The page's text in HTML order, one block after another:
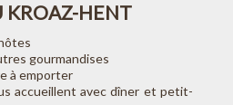
KROAZ-HENT
gourmandises
à emporter
accueillent avec dîner et petit-